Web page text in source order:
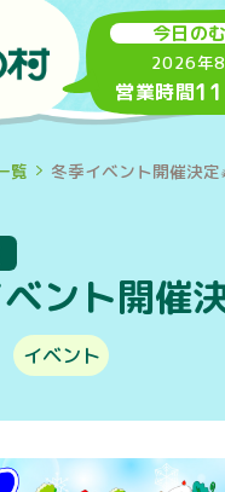
今日の
2026年
営業時間
覧 冬季イベント開催決定
ント開催
イベント